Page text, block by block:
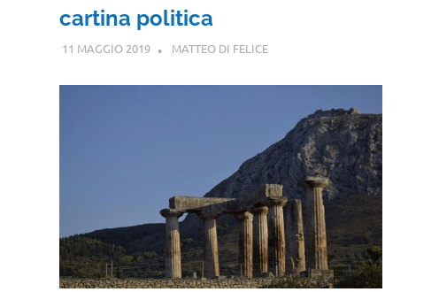
cartina politica
11 MAGGIO 2019 MATTEO DI FELICE